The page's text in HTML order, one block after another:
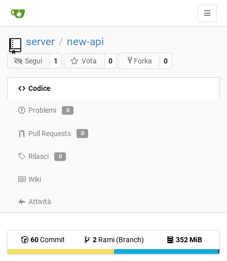
server / new-api
Segui 1 Vota 0 Forka 0
Codice
Problemi 0
Pull Requests 0
Rilasci 0
Wiki
Attività
60Commit 2Rami (Branch) 352 MiB